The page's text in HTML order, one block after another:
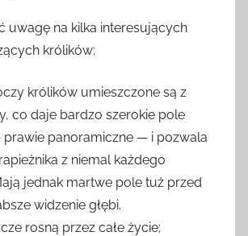
uwagę na kilka interesujących
królików:
królików umieszczone są z
co daje bardzo szerokie pole
panoramiczne — i pozwala
z niemal każdego
jednak martwe pole tuż przed
widzenie głębi.
rosną przez całe życie;